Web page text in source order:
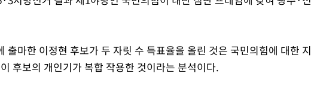
출마한 이정현 후보가 두 자릿 수 득표율을 올린 것은 국민의힘에 대한 지
후보의 개인기가 복합 작용한 것이라는 분석이다.